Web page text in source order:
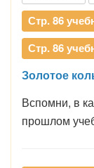
Стр. 86
Стр. 86
Золотое
Вспомни, в
прошлом